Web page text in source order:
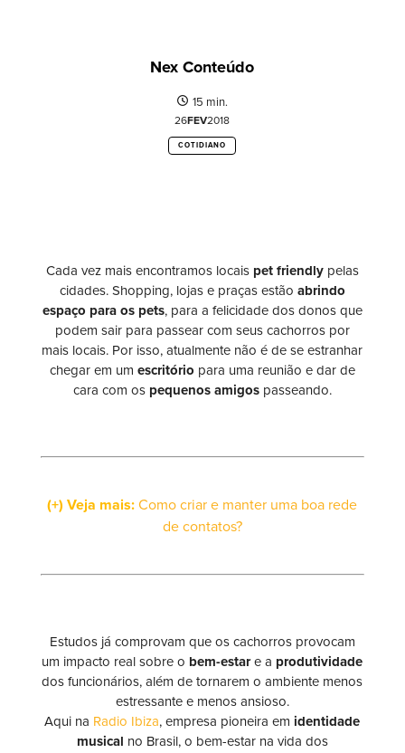
Cada vez mais encontramos locais pet friendlypelas
cidades. Shopping, lojas e praças estão abrindo
espaço para os pets, para a felicidade dos donos que
podem sair para passear com seus cachorros por
mais locais. Por isso, atualmente não é de se estranhar
chegar em um escritório para uma reunião e dar de
cara com os pequenos amigospasseando.
(+) Veja mais: Como criar e manter uma boa rede
de contatos?
Estudos já comprovam que os cachorros provocam
um impacto real sobre o bem-estare a produtividade
dos funcionários, além de tornarem o ambiente menos
estressante e menos ansioso.
Aqui na Radio Ibiza, empresa pioneira emidentidade
musical no Brasil, o bem-estar na vida dos
Nex Conteúdo
15 min.
26FEV2018
COTIDIANO